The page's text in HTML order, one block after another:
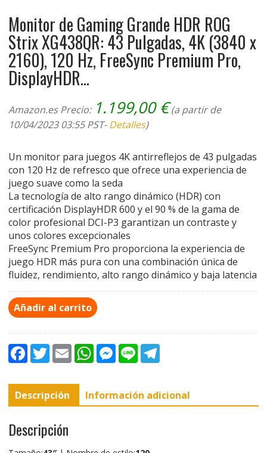
Monitor de Gaming Grande HDR ROG
Strix XG438QR: 43 Pulgadas, 4K (3840 x
2160), 120 Hz, FreeSync Premium Pro,
DisplayHDR…
Amazon.es Precio: 1.199,00€(a partir de
10/04/2023 03:55 PST-Detalles)
Un monitor para juegos 4K antirreflejos de 43 pulgadas
con 120 Hz de refresco que ofrece una experiencia de
juego suave como la seda
La tecnología de alto rango dinámico (HDR) con
certificación DisplayHDR 600 y el 90 % de la gama de
color profesional DCI-P3 garantizan un contraste y
unos colores excepcionales
FreeSync Premium Pro proporciona la experiencia de
juego HDR más pura con una combinación única de
fluidez, rendimiento, alto rango dinámico y baja latencia
Añadir al carrito
F
a
c
b
o
o
T
w
t
e
r
E
m
a
l
W
h
a
A
p
M
e
s
n
g
L
i
n
T
e
r
a
Descripción Información adicional
Descripción